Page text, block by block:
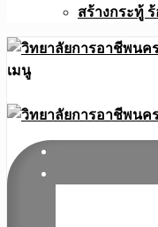
สร้างกระทู้
เมนู